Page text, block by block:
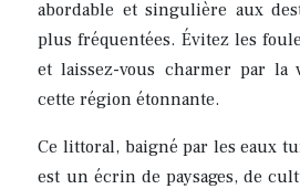
abordable et singulière aux
plus fréquentées. Évitez les
et laissez-vous charmer par la
cette région étonnante.
Ce littoral, baigné par les eaux
est un écrin de paysages, de